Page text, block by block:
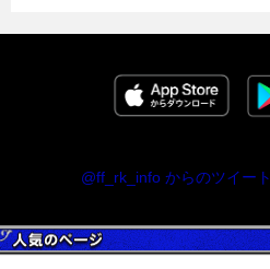
@ff_rk_info からのツイート